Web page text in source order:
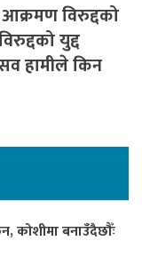
विरुद्दको
युद्द
हामीले किन
बनाउँदैछौँः